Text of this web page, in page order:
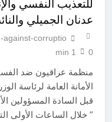
للتعذيب النفسي
عدنان الجميلي
against-corruptio
0
1 min
منظمة عراقيون ضد
الأمانة العامة لرئاسة
قبل السادة المسؤولين
” خلال الساعات الأولى